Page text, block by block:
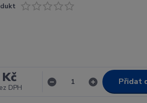
DPH
Přidat